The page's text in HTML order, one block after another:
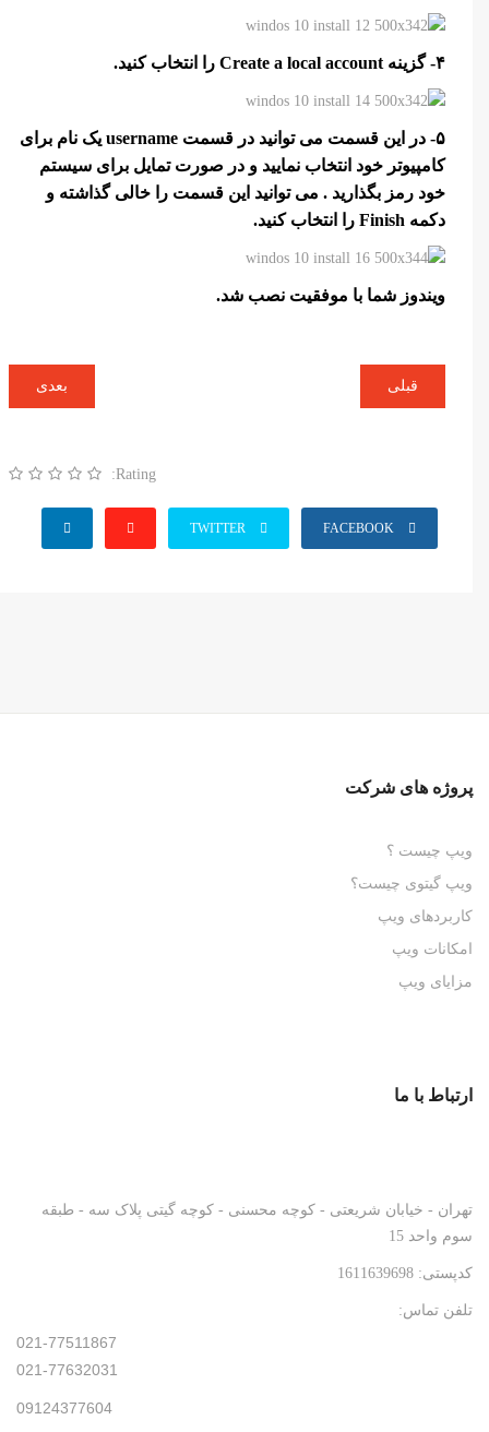
۴- گزینه Create a local account را انتخاب کنید.
۵- در این قسمت می توانید در قسمت username یک نام برای
کامپیوتر خود انتخاب نمایید و در صورت تمایل برای سیستم
خود رمز بگذارید . می توانید این قسمت را خالی گذاشته و
دکمه Finish را انتخاب کنید.
ویندوز شما با موفقیت نصب شد.
قبلی بعدی
Rating:
FACEBOOK
TWITTER
پروژه های شرکت
ویپ چیست ؟
ویپ گیتوی چیست؟
کاربردهای ویپ
امکانات ویپ
مزایای ویپ
ارتباط با ما
تهران - خیابان شریعتی - کوچه محسنی - کوچه گیتی پلاک سه - طبقه
سوم واحد 15
کدپستی: 1611639698
تلفن تماس:
021-77511867
021-77632031
09124377604